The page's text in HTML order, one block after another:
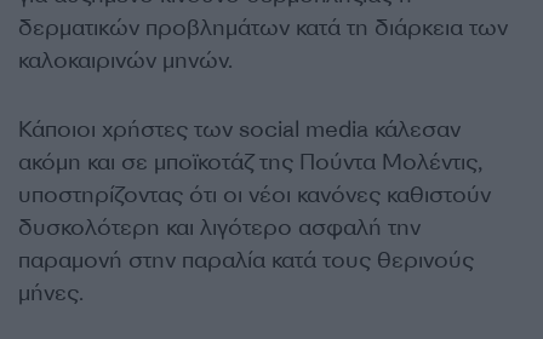
δερματικών προβλημάτων κατά τη διάρκεια των
καλοκαιρινών μηνών.
Κάποιοι χρήστες των social media κάλεσαν
ακόμη και σε μποϊκοτάζ της Πούντα Μολέντις,
υποστηρίζοντας ότι οι νέοι κανόνες καθιστούν
δυσκολότερη και λιγότερο ασφαλή την
παραμονή στην παραλία κατά τους θερινούς
μήνες.